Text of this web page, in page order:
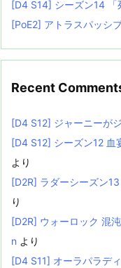
[D4 S14] シーズン14 「
[PoE2] アトラスパッシ
Recent
[D4 S12] ジャーニーが
[D4 S12] シーズン12 血
より
[D2R] ラダーシーズン
り
[D2R] ウォーロック 混
n より
[D4 S11] オーラパラデ